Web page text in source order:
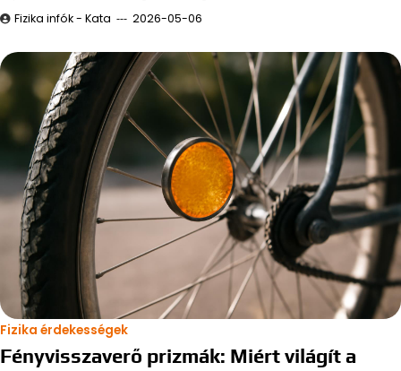
Fizika infók - Kata 2026-05-06
Fizika érdekességek
Fényvisszaverő prizmák: Miért világít a